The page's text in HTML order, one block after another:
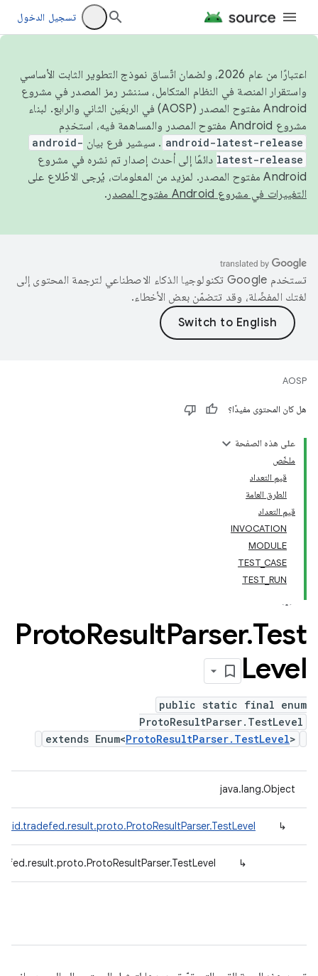
تسجيل الدخول
اعتبارًا من عام 2026، ولضمان اتّساق نموذج التطوير الثابت الأساسي
واستقرار المنصة في النظام المتكامل، سننشر رمز المصدر في مشروع
Android مفتوح المصدر (AOSP) في الربعَين الثاني والرابع. لبناء
مشروع Android مفتوح المصدر والمساهمة فيه، استخدِم
android-latest-release . سيشير فرع بيان android-
latest-release دائمًا إلى أحدث إصدار تم نشره في مشروع
Android مفتوح المصدر. لمزيد من المعلومات، يُرجى الاطّلاع على
التغييرات في مشروع Android مفتوح المصدر
.
تستخدم Google تكنولوجيا الذكاء الاصطناعي لترجمة المحتوى إلى
لغتك المفضّلة، وقد تتضمّن بعض الأخطاء.
AOSP
هل كان المحتوى مفيدًا؟
على هذه الصفحة
ملخّص
قيم التعداد
الطرق العامة
قيم التعداد
INVOCATION
MODULE
TEST_CASE
TEST_RUN
ProtoResultParser.Test
Level
public static final enum
ProtoResultParser.TestLevel
extends Enum<ProtoResultParser.TestLevel>
java.lang.Object
↳
↳